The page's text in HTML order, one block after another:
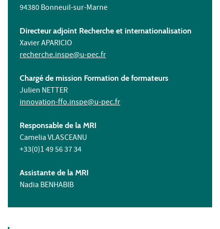
94380 Bonneuil-sur-Marne
Directeur adjoint Recherche et internationalisation
Xavier APARICIO
recherche.inspe@u-pec.fr
Chargé de mission Formation de formateurs
Julien NETTER
innovation-ffo.inspe@u-pec.fr
Responsable de la MRI
Camelia VLASCEANU
+33(0)1 49 56 37 34
Assistante de la MRI
Nadia BENHABIB